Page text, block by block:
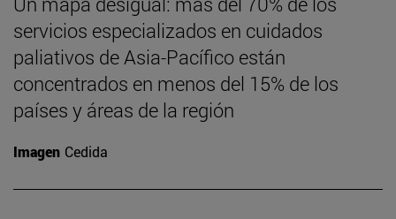
servicios especializados en cuidados
paliativos de Asia-Pacífico están
concentrados en menos del 15% de los
países y áreas de la región
Imagen Cedida